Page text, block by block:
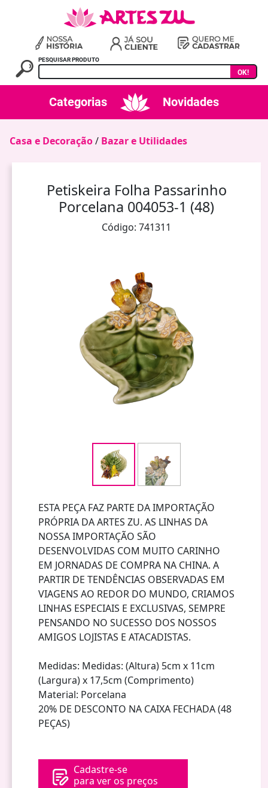
PESQUISAR PRODUTO
OK!
Categorias Novidades
Casa e Decoração/ Bazar e Utilidades
Petiskeira Folha Passarinho
Porcelana 004053-1 (48)
Código: 741311
ESTA PEÇA FAZ PARTE DA IMPORTAÇÃO
PRÓPRIA DA ARTES ZU. AS LINHAS DA
NOSSA IMPORTAÇÃO SÃO
DESENVOLVIDAS COM MUITO CARINHO
EM JORNADAS DE COMPRA NA CHINA. A
PARTIR DE TENDÊNCIAS OBSERVADAS EM
VIAGENS AO REDOR DO MUNDO, CRIAMOS
LINHAS ESPECIAIS E EXCLUSIVAS, SEMPRE
PENSANDO NO SUCESSO DOS NOSSOS
AMIGOS LOJISTAS E ATACADISTAS.
Medidas: Medidas: (Altura) 5cm x 11cm
(Largura) x 17,5cm (Comprimento)
Material: Porcelana
20% DE DESCONTO NA CAIXA FECHADA (48
PEÇAS)
Cadastre-se
para ver os preços